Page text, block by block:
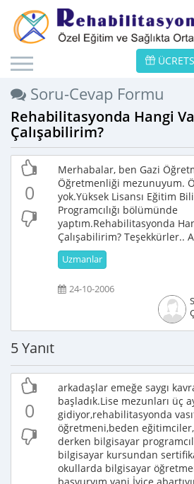
Soru-Cevap Formu
Rehabilitasyonda Hangi
Çalışabilirim?
0
Merhabalar, ben Gazi
Öğretmenliği mezunuyum.
yok.Yüksek Lisansı Eğitim
Programcılığı bölümünde
yaptım.Rehabilitasyonda
Çalışabilirim? Teşekkürler..
Uzmanlar
24-10-2006
5 Yanıt
0
arkadaşlar emeğe saygı
başladık.Lise mezunları üç
gidiyor,rehabilitasyonda
öğretmeni,beden
derken bilgisayar
bilgisayar kursundan
okullarda bilgisayar